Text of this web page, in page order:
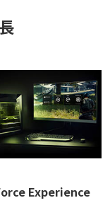
Experience